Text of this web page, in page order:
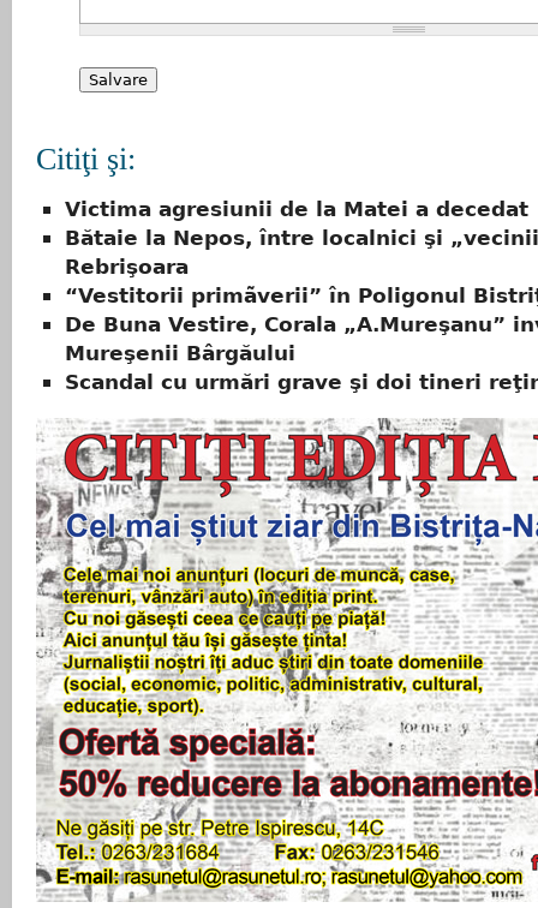
Citiţi şi:
Victima agresiunii de la Matei a decedat
Bătaie la Nepos, între localnici şi
Rebrişoara
“Vestitorii primãverii” în Poligonul
De Buna Vestire, Corala „A.Mureşanu”
Mureşenii Bârgăului
Scandal cu urmări grave şi doi tineri